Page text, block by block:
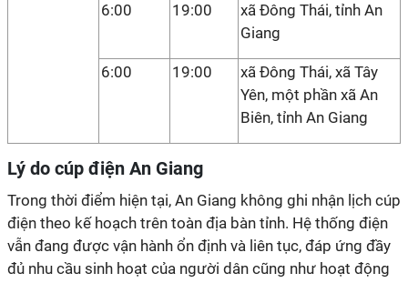
6:00 19:00
xã Đông Thái, tỉnh An
Giang
6:00 19:00
xã Đông Thái, xã Tây
Yên, một phần xã An
Biên, tỉnh An Giang
Lý do cúp điện An Giang
Trong thời điểm hiện tại, An Giang không ghi nhận lịch cúp
điện theo kế hoạch trên toàn địa bàn tỉnh. Hệ thống điện
vẫn đang được vận hành ổn định và liên tục, đáp ứng đầy
đủ nhu cầu sinh hoạt của người dân cũng như hoạt động